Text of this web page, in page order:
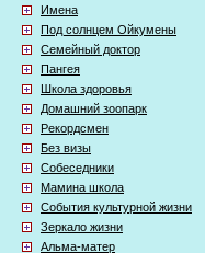
Имена
Под солнцем Ойкумены
Семейный доктор
Пангея
Школа здоровья
Домашний зоопарк
Рекордсмен
Без визы
Собеседники
Мамина школа
События культурной жизни
Зеркало жизни
Альма-матер